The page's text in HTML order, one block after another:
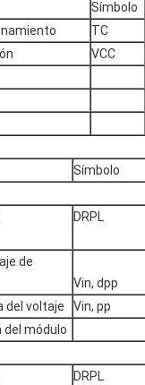
Símbolo
TC
VCC
Símbolo
DRPL
de
Vin, dpp
del voltaje
Vin, pp
del módulo
DRPL